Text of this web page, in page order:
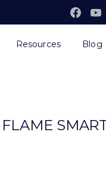
Resources Blog